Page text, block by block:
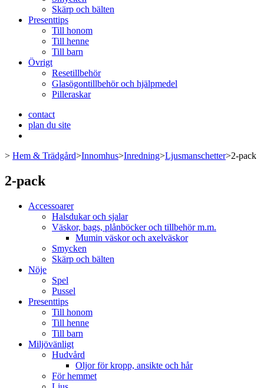
Skärp och bälten
Presenttips
Till honom
Till henne
Till barn
Övrigt
Resetillbehör
Glasögontillbehör och hjälpmedel
Pilleraskar
contact
plan du site
> Hem & Trädgård>Innomhus>Inredning>Ljusmanschetter>2-pack
2-pack
Accessoarer
Halsdukar och sjalar
Väskor, bags, plånböcker och tillbehör m.m.
Mumin väskor och axelväskor
Smycken
Skärp och bälten
Nöje
Spel
Pussel
Presenttips
Till honom
Till henne
Till barn
Miljövänligt
Hudvård
Oljor för kropp, ansikte och hår
För hemmet